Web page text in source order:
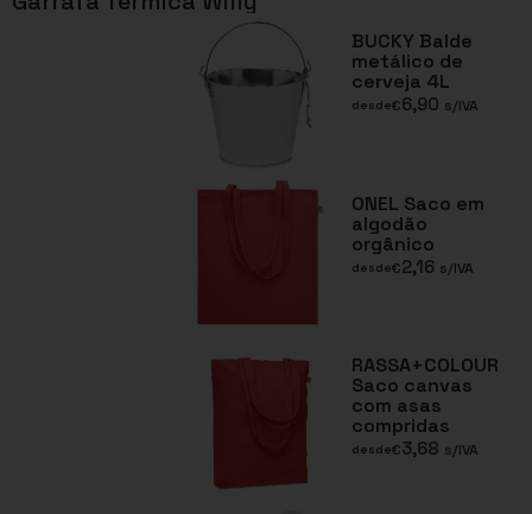
BUCKY Balde
metálico de
cerveja 4L
desde€6,90 s/IVA
ONEL Saco em
algodão
orgânico
desde€2,16 s/IVA
RASSA+COLOUR
Saco canvas
com asas
compridas
desde€3,68 s/IVA